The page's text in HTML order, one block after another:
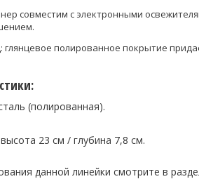
совместим с электронными
полированное покрытие
(полированная).
23 см / глубина 7,8 см.
данной линейки смотрите в